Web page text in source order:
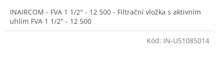
INAIRCOM - FVA 1 1/2" - 12 500 - Filtrační vložka s aktivním
uhlím FVA 1 1/2" - 12 500
Kód: IN-U51085014